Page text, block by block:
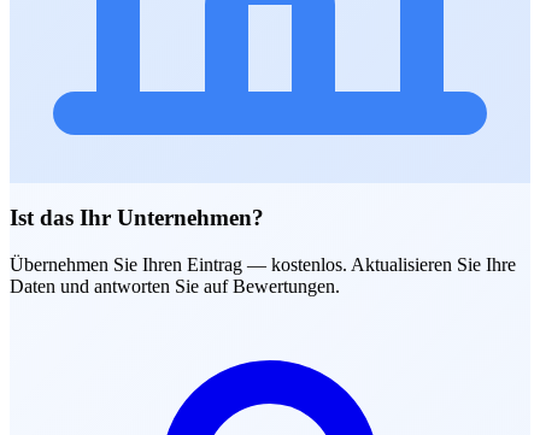
Ist das Ihr Unternehmen?
Übernehmen Sie Ihren Eintrag — kostenlos. Aktualisieren Sie Ihre
Daten und antworten Sie auf Bewertungen.